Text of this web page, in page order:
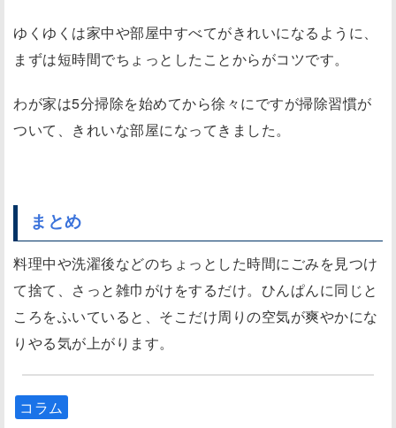
ゆくゆくは家中や部屋中すべてがきれいになるように、
まずは短時間でちょっとしたことからがコツです。
わが家は5分掃除を始めてから徐々にですが掃除習慣が
ついて、きれいな部屋になってきました。
まとめ
料理中や洗濯後などのちょっとした時間にごみを見つけ
て捨て、さっと雑巾がけをするだけ。ひんぱんに同じと
ころをふいていると、そこだけ周りの空気が爽やかにな
りやる気が上がります。
コラム